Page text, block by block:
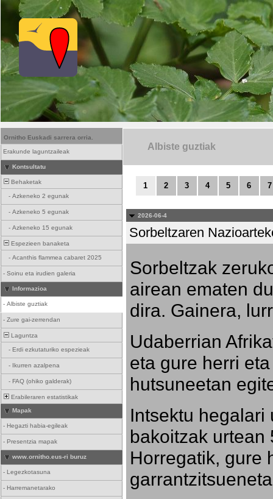
Ornitho Euskadi sarrera orria.
Erakunde laguntzaileak
Kontsultatu
Behaketak
- Azkeneko 2 egunak
- Azkeneko 5 egunak
- Azkeneko 15 egunak
Espezieen banaketa
- Acanthis flammea cabaret 2025
- Soinu eta irudien galeria
Informazioa
- Albiste guztiak
- Zure gai-zerrendan
Laguntza
- Erdi ezkutaturiko espezieak
- Ikurren azalpena
- FAQ (ohiko galderak)
Erabileraren estatistikak
Mapak
- Hegazti habia-egileak
- Presentzia mapak
www.ornitho.eus-ri buruz
- Legezkotasuna
- Harremanetarako
Albiste guztiak
1 2 3 4 5 6 7
2026-06-4
Sorbeltzaren
Sorbeltzak
airean ematen
dira. Gainera,
Udaberrian
eta gure herri
hutsuneetan
Intsektu hegalari
bakoitzak urtean
Horregatik, gure